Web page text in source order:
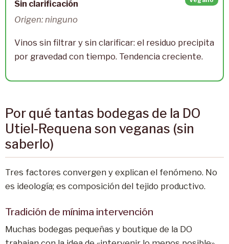
Sin clarificación
Origen: ninguno
Vinos sin filtrar y sin clarificar: el residuo precipita
por gravedad con tiempo. Tendencia creciente.
Por qué tantas bodegas de la DO
Utiel-Requena son veganas (sin
saberlo)
Tres factores convergen y explican el fenómeno. No
es ideología; es composición del tejido productivo.
Tradición de mínima intervención
Muchas bodegas pequeñas y boutique de la DO